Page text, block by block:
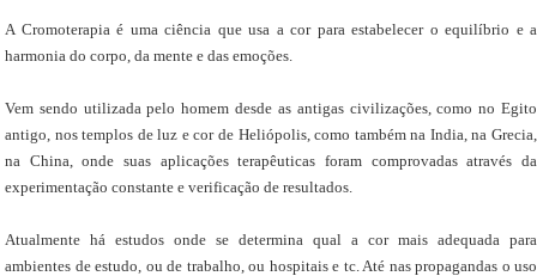
A Cromoterapia é uma ciência que usa a cor para estabelecer o equilíbrio e a
harmonia do corpo, da mente e das emoções.
Vem sendo utilizada pelo homem desde as antigas civilizações, como no Egito
antigo, nos templos de luz e cor de Heliópolis, como também na India, na Grecia,
na China, onde suas aplicações terapêuticas foram comprovadas através da
experimentação constante e verificação de resultados.
Atualmente há estudos onde se determina qual a cor mais adequada para
ambientes de estudo, ou de trabalho, ou hospitais e tc. Até nas propagandas o uso